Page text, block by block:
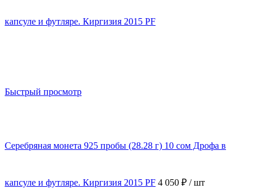
Быстрый просмотр
Серебряная монета 925 пробы (28.28 г) 10 сом Дрофа в
капсуле и футляре. Киргизия 2015 PF 4 050 ₽ / шт